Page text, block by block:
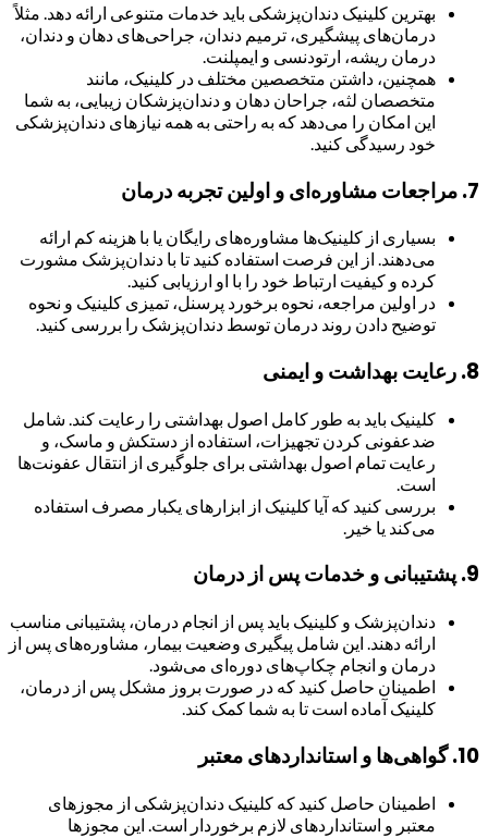
بهترین کلینیک دندان‌پزشکی باید خدمات متنوعی ارائه دهد. مثلاً
درمان‌های پیشگیری، ترمیم دندان، جراحی‌های دهان و دندان،
درمان ریشه، ارتودنسی و ایمپلنت.
همچنین، داشتن متخصصین مختلف در کلینیک، مانند
متخصصان لثه، جراحان دهان و دندان‌پزشکان زیبایی، به شما
این امکان را می‌دهد که به راحتی به همه نیازهای دندان‌پزشکی
خود رسیدگی کنید.
7. مراجعات مشاوره‌ای و اولین تجربه درمان
بسیاری از کلینیک‌ها مشاوره‌های رایگان یا با هزینه کم ارائه
می‌دهند. از این فرصت استفاده کنید تا با دندان‌پزشک مشورت
کرده و کیفیت ارتباط خود را با او ارزیابی کنید.
در اولین مراجعه، نحوه برخورد پرسنل، تمیزی کلینیک و نحوه
توضیح دادن روند درمان توسط دندان‌پزشک را بررسی کنید.
8. رعایت بهداشت و ایمنی
کلینیک باید به طور کامل اصول بهداشتی را رعایت کند. شامل
ضدعفونی کردن تجهیزات، استفاده از دستکش و ماسک، و
رعایت تمام اصول بهداشتی برای جلوگیری از انتقال عفونت‌ها
است.
بررسی کنید که آیا کلینیک از ابزارهای یکبار مصرف استفاده
می‌کند یا خیر.
9. پشتیبانی و خدمات پس از درمان
دندان‌پزشک و کلینیک باید پس از انجام درمان، پشتیبانی مناسب
ارائه دهند. این شامل پیگیری وضعیت بیمار، مشاوره‌های پس از
درمان و انجام چکاپ‌های دوره‌ای می‌شود.
اطمینان حاصل کنید که در صورت بروز مشکل پس از درمان،
کلینیک آماده است تا به شما کمک کند.
10. گواهی‌ها و استانداردهای معتبر
اطمینان حاصل کنید که کلینیک دندان‌پزشکی از مجوزهای
معتبر و استانداردهای لازم برخوردار است. این مجوزها